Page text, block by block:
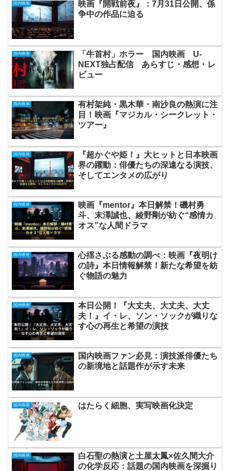
国内映画
映画『開戦前夜』：7月31日公開、係
争中の作品に迫る
国内映画
「牛首村」ホラー 国内映画 U-
NEXT独占配信 あらすじ・感想・レ
ビュー
国内映画
有村架純・黒木華・南沙良の熱演に注
目！映画『マジカル・シークレット・
ツアー』
国内映画
『超かぐや姫！』大ヒットと日本映画
界の躍動：俳優たちの深遠なる演技、
そしてエンタメの広がり
国内映画
映画『mentor』本日解禁！磯村勇
斗、末澤誠也、綾野剛が紡ぐ“感情カ
オス”な人間ドラマ
国内映画
心揺さぶる感動の調べ：映画『夜明け
の詩』本日情報解禁！新たな希望を紡
ぐ物語の魅力
国内映画
本日公開！『大丈夫、大丈夫、大丈
夫！』イ・レ、ソン・ソックが織りな
す心の再生と希望の演技
国内映画
国内映画ファン必見：演技派俳優たち
の新境地と話題作が示す未来
国内映画 はたらく細胞、実写映画化決定
国内映画
白石聖の熱演と土屋太鳳×佐久間大介
の化学反応：話題の国内映画を深掘り